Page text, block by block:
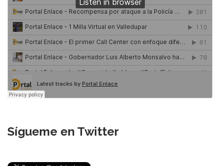
Sígueme en Twitter